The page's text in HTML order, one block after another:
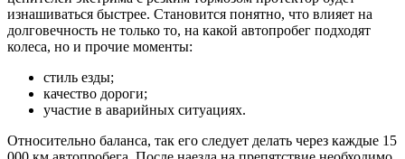
изнашиваться быстрее. Становится понятно, что влияет на
долговечность не только то, на какой автопробег подходят
колеса, но и прочие моменты:
стиль езды;
качество дороги;
участие в аварийных ситуациях.
Относительно баланса, так его следует делать через каждые 15